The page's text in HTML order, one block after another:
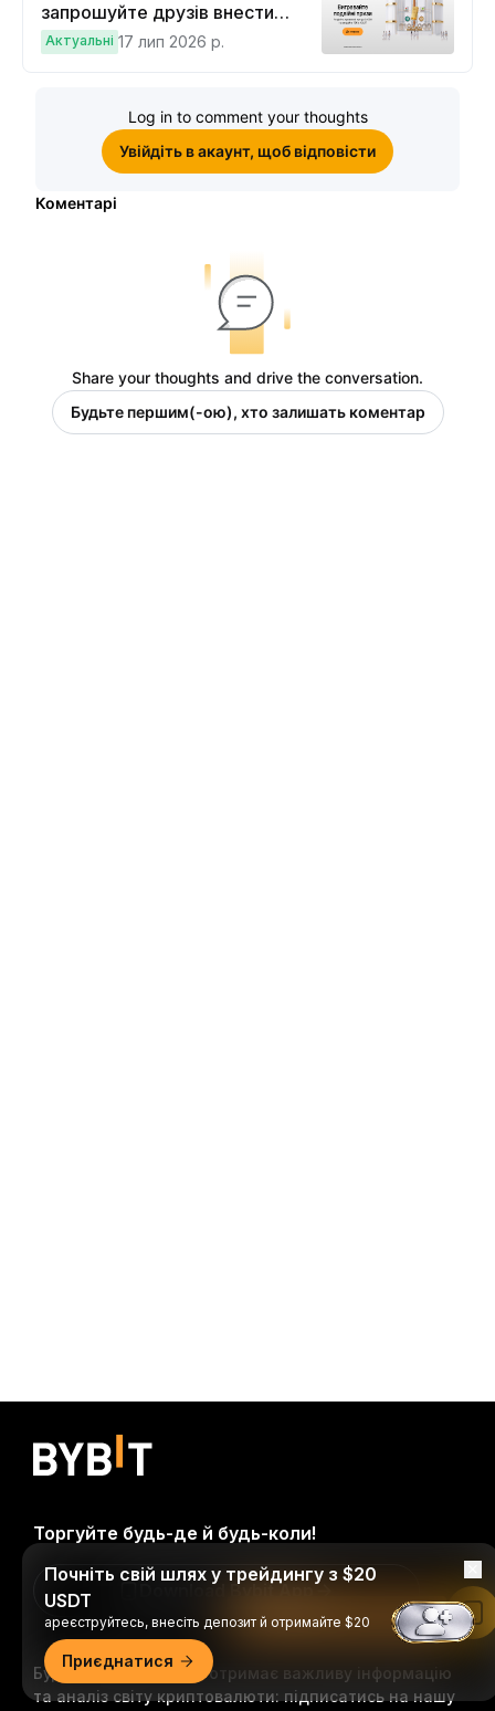
запрошуйте друзів внести
депозит на $100 і торгувати на
Актуальні 17 лип 2026 р.
Log in to comment your thoughts
Увійдіть в акаунт, щоб відповісти
Коментарі
Share your thoughts and drive the conversation.
Будьте першим(-ою), хто залишать коментар
Будьте першими, хто отримає важливу інформацію
та аналіз світу криптовалюти: підписатись на нашу
Торгуйте будь-де й будь-коли!
Download Bybit App
Почніть свій шлях у трейдингу з $20
USDT
ареєструйтесь, внесіть депозит й отримайте $20
Приєднатися
Читати в застосунку Bybit